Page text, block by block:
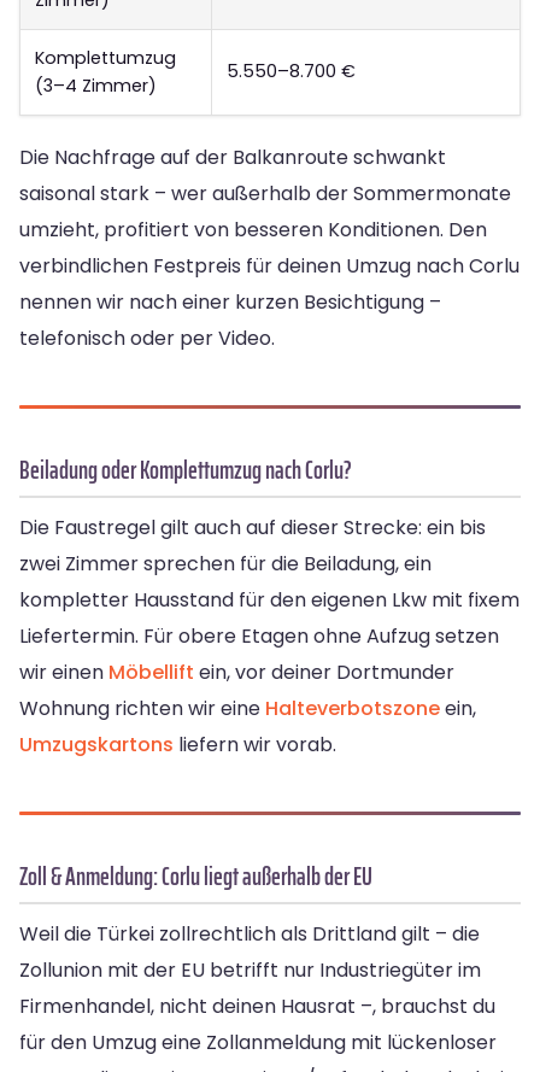
Komplettumzug
(3–4 Zimmer)
5.550–8.700 €
Die Nachfrage auf der Balkanroute schwankt
saisonal stark – wer außerhalb der Sommermonate
umzieht, profitiert von besseren Konditionen. Den
verbindlichen Festpreis für deinen Umzug nach Corlu
nennen wir nach einer kurzen Besichtigung –
telefonisch oder per Video.
Beiladung oder Komplettumzug nach Corlu?
Die Faustregel gilt auch auf dieser Strecke: ein bis
zwei Zimmer sprechen für die Beiladung, ein
kompletter Hausstand für den eigenen Lkw mit fixem
Liefertermin. Für obere Etagen ohne Aufzug setzen
wir einen Möbellift ein, vor deiner Dortmunder
Wohnung richten wir eine Halteverbotszoneein,
Umzugskartons liefern wir vorab.
Zoll & Anmeldung: Corlu liegt außerhalb der EU
Weil die Türkei zollrechtlich als Drittland gilt – die
Zollunion mit der EU betrifft nur Industriegüter im
Firmenhandel, nicht deinen Hausrat –, brauchst du
für den Umzug eine Zollanmeldung mit lückenloser